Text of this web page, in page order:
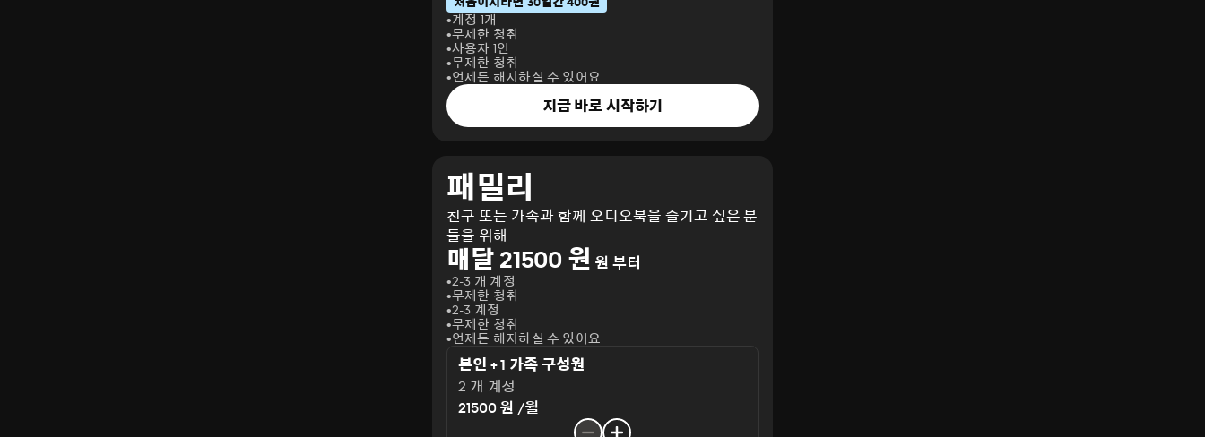
계정 1개
무제한 청취
사용자 1인
무제한 청취
언제든 해지하실 수 있어요
지금 바로 시작하기
패밀리
친구 또는 가족과 함께 오디오북을 즐기고 싶은 분
들을 위해
매달 21500 원 원 부터
2-3 개 계정
무제한 청취
2-3 계정
무제한 청취
언제든 해지하실 수 있어요
본인 + 1 가족 구성원
2 개 계정
21500 원 /월